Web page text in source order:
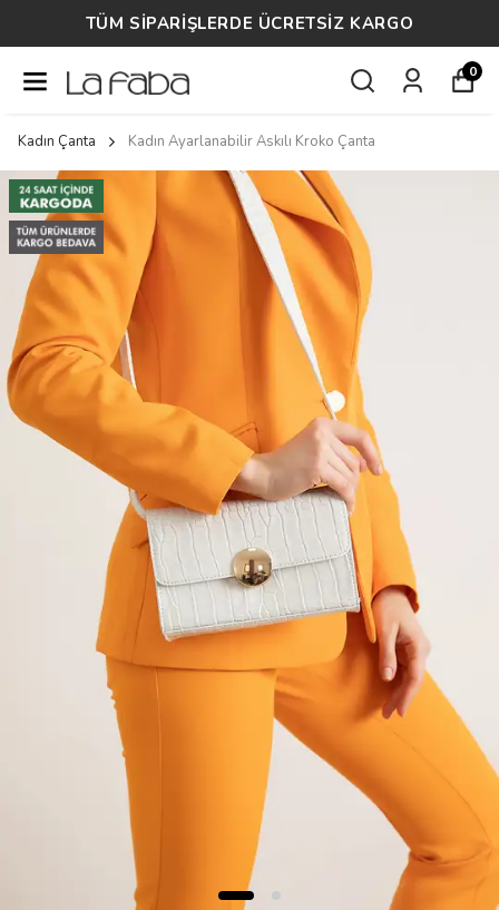
TÜM SİPARİŞLERDE ÜCRETSİZ KARGO
0
Kadın Çanta Kadın Ayarlanabilir Askılı Kroko Çanta